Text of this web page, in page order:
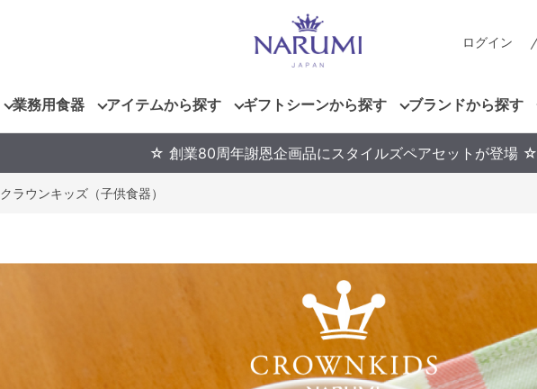
ログイン
業務用食器 アイテムから探す ギフトシーンから探す ブランドから探す
☆ 創業80周年謝恩企画品にスタイルズペアセットが登場 ☆
クラウンキッズ（子供食器）